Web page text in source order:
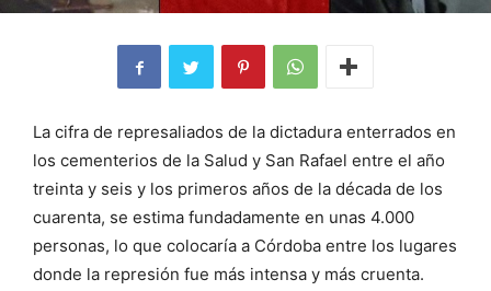
La cifra de represaliados de la dictadura enterrados en
los cementerios de la Salud y San Rafael entre el año
treinta y seis y los primeros años de la década de los
cuarenta, se estima fundadamente en unas 4.000
personas, lo que colocaría a Córdoba entre los lugares
donde la represión fue más intensa y más cruenta.